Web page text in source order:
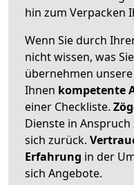
hin zum Verpacken
Wenn Sie durch
nicht wissen, was
übernehmen
Ihnen kompetente
einer Checkliste.
Dienste in
sich zurück.
Erfahrung in der
sich Angebote.